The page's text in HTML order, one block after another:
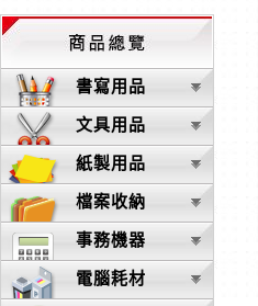
書寫用品
文具用品
紙製用品
檔案收納
事務機器
電腦耗材